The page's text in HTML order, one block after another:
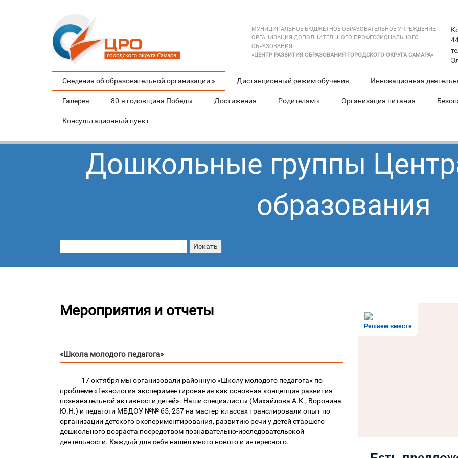
МУНИЦИПАЛЬНОЕ БЮДЖЕТНОЕ ОБРАЗОВАТЕЛЬНОЕ УЧРЕЖДЕНИЕ
ОРГАНИЗАЦИЯ ДОПОЛНИТЕЛЬНОГО ПРОФЕССИОНАЛЬНОГО
ОБРАЗОВАНИЯ
«ЦЕНТР РАЗВИТИЯ ОБРАЗОВАНИЯ ГОРОДСКОГО ОКРУГА САМАРА»
Сведения об образовательной организации » Дистанционный режим обучения Инновационная
Галерея 80-я годовщина Победы Достижения Родителям » Организация питания
Консультационный пункт
Дошкольные группы
образования
Мероприятия и отчеты
«Школа молодого педагога»
17 октября мы организовали районную «Школу молодого педагога» по
проблеме «Технология экспериментирования как основная концепция развития
познавательной активности детей». Наши специалисты (Михайлова А.К., Воронина
Ю.Н.) и педагоги МБДОУ №№ 65, 257 на мастер-классах транслировали опыт по
организации детского экспериментирования, развитию речи у детей старшего
дошкольного возраста посредством познавательно-исследовательской
деятельности. Каждый для себя нашёл много нового и интересного.
Решаем вместе